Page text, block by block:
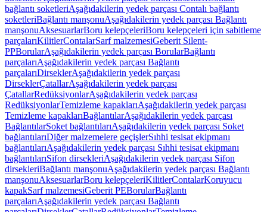
bağlantı soketleriAşağıdakilerin yedek parçası Contalı bağlantı
soketleriBağlantı manşonuAşağıdakilerin yedek parçası Bağlantı
manşonuAksesuarlarBoru kelepçeleriBoru kelepçeleri için sabitleme
parçalarıKilitlerContalarSarf malzemesiGeberit Silent-
PPBorularAşağıdakilerin yedek parçası BorularBağlantı
parçalarıAşağıdakilerin yedek parçası Bağlantı
parçalarıDirseklerAşağıdakilerin yedek parçası
DirseklerÇatallarAşağıdakilerin yedek parçası
ÇatallarRedüksiyonlarAşağıdakilerin yedek parçası
RedüksiyonlarTemizleme kapaklarıAşağıdakilerin yedek parçası
Temizleme kapaklarıBağlantılarAşağıdakilerin yedek parçası
BağlantılarSoket bağlantılarıAşağıdakilerin yedek parçası Soket
bağlantılarıDiğer malzemelere geçişlerSıhhi tesisat ekipmanı
bağlantılarıAşağıdakilerin yedek parçası Sıhhi tesisat ekipmanı
bağlantılarıSifon dirsekleriAşağıdakilerin yedek parçası Sifon
dirsekleriBağlantı manşonuAşağıdakilerin yedek parçası Bağlantı
manşonuAksesuarlarBoru kelepçeleriKilitlerContalarKoruyucu
kapakSarf malzemesiGeberit PEBorularBağlantı
parçalarıAşağıdakilerin yedek parçası Bağlantı